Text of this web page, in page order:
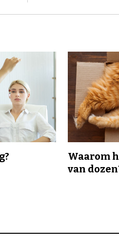
Waarom
van